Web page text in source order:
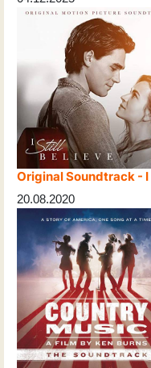
Original Soundtrack -
20.08.2020